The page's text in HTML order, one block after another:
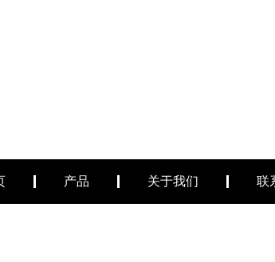
产品 关于我们 联